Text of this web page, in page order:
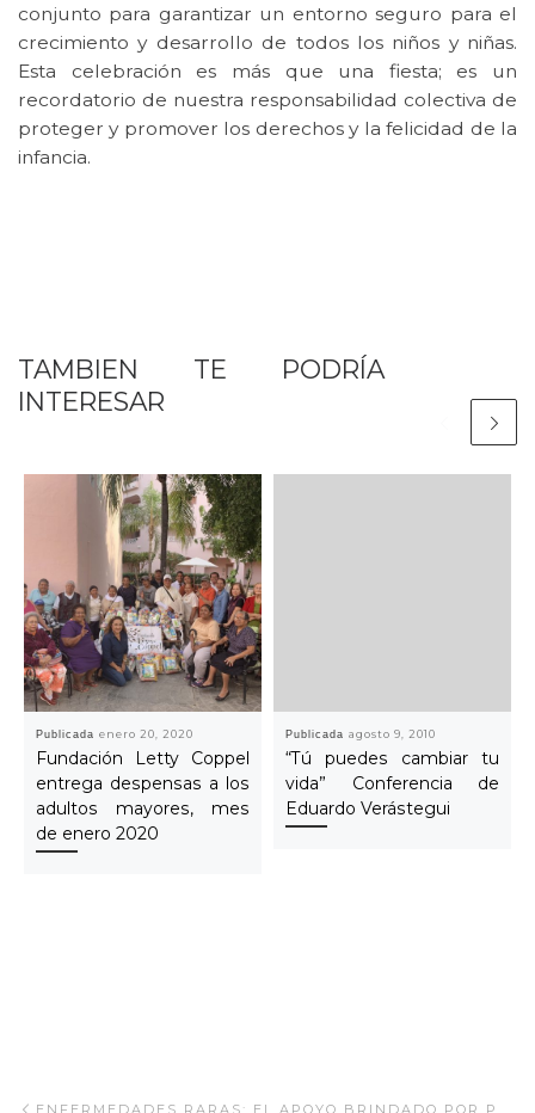
conjunto para garantizar un entorno seguro para el
crecimiento y desarrollo de todos los niños y niñas.
Esta celebración es más que una fiesta; es un
recordatorio de nuestra responsabilidad colectiva de
proteger y promover los derechos y la felicidad de la
infancia.
TAMBIEN TE PODRÍA
INTERESAR
Publicadaenero 20, 2020
Fundación Letty Coppel
entrega despensas a los
adultos mayores, mes
de enero 2020
Publicadaagosto 9, 2010
“Tú puedes cambiar tu
vida” Conferencia de
Eduardo Verástegui
Navegar Artículo